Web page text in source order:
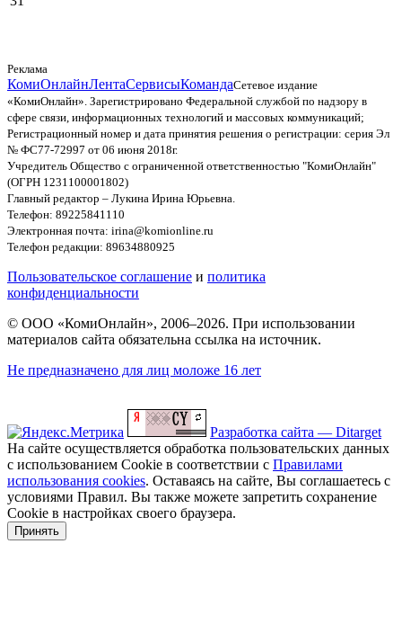
Реклама
КомиОнлайнЛентаСервисыКомандаСетевое издание
«КомиОнлайн». Зарегистрировано Федеральной службой по надзору в
сфере связи, информационных технологий и массовых коммуникаций;
Регистрационный номер и дата принятия решения о регистрации: серия Эл
№ ФС77-72997 от 06 июня 2018г.
Учредитель Общество с ограниченной ответственностью "КомиОнлайн"
(ОГРН 1231100001802)
Главный редактор – Лукина Ирина Юрьевна.
Телефон: 89225841110
Электронная почта: irina@komionline.ru
Телефон редакции: 89634880925
Пользовательское соглашение и политика
конфиденциальности
© ООО «КомиОнлайн», 2006–2026. При использовании
материалов сайта обязательна ссылка на источник.
Не предназначено для лиц моложе 16 лет
Разработка сайта — Ditarget
На сайте осуществляется обработка пользовательских данных
с использованием Cookie в соответствии с Правилами
использования cookies. Оставаясь на сайте, Вы соглашаетесь с
условиями Правил. Вы также можете запретить сохранение
Cookie в настройках своего браузера.
Принять